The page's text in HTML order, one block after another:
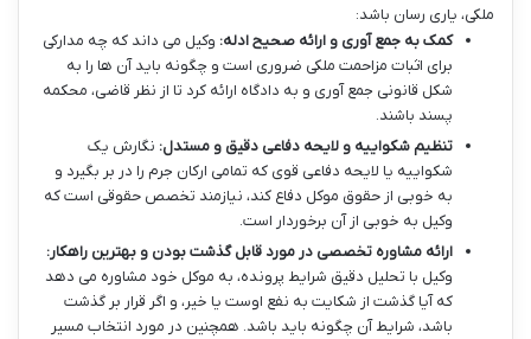
ملکی، یاری رسان باشد:
کمک به جمع آوری و ارائه صحیح ادله: وکیل می داند که چه مدارکی
برای اثبات مزاحمت ملکی ضروری است و چگونه باید آن ها را به
شکل قانونی جمع آوری و به دادگاه ارائه کرد تا از نظر قاضی، محکمه
پسند باشند.
تنظیم شکواییه و لایحه دفاعی دقیق و مستدل: نگارش یک
شکواییه یا لایحه دفاعی قوی که تمامی ارکان جرم را در بر بگیرد و
به خوبی از حقوق موکل دفاع کند، نیازمند تخصص حقوقی است که
وکیل به خوبی از آن برخوردار است.
ارائه مشاوره تخصصی در مورد قابل گذشت بودن و بهترین راهکار:
وکیل با تحلیل دقیق شرایط پرونده، به موکل خود مشاوره می دهد
که آیا گذشت از شکایت به نفع اوست یا خیر، و اگر قرار بر گذشت
باشد، شرایط آن چگونه باید باشد. همچنین در مورد انتخاب مسیر